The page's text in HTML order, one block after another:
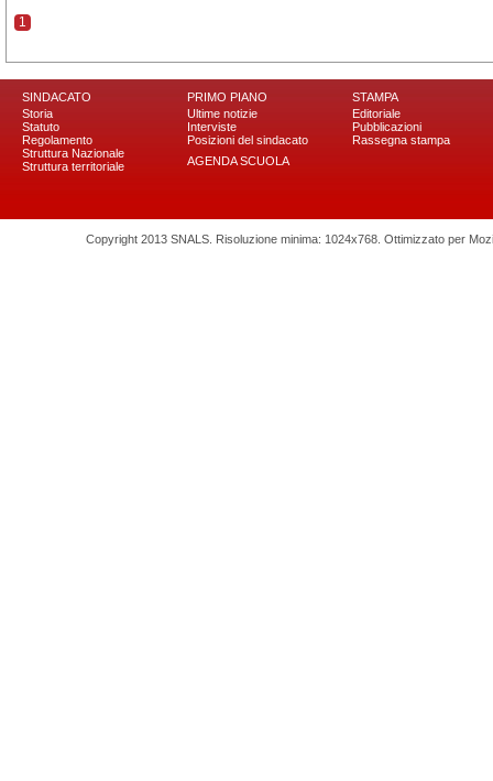
1
SINDACATO
Storia
Statuto
Regolamento
Struttura Nazionale
Struttura territoriale
PRIMO PIANO
Ultime notizie
Interviste
Posizioni del sindacato
AGENDA SCUOLA
STAMPA
Editoriale
Pubblicazioni
Rassegna stampa
Copyright 2013 SNALS. Risoluzione minima: 1024x768. Ottimizzato per